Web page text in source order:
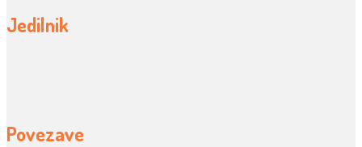
Jedilnik
Povezave